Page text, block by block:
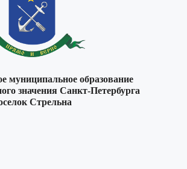
муниципальное образование
значения Санкт-Петербурга
Стрельна